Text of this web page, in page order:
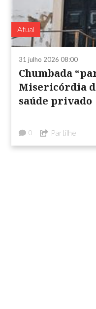
Atual
31 julho 2026 08:00
Chumbada
Misericórdia de Serpa e grupo de
saúde privado
0 Partilhe